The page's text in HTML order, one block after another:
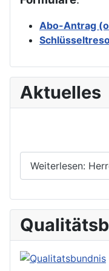
Abo-Antrag
Aktuelles
Weiterlesen: